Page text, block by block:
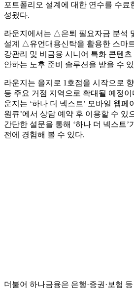
포트폴리오 설계에 대한 연수를 수료
성됐다.
라운지에서는 △은퇴 필요자금 분석
설계 △유언대용신탁을 활용한 스마
강관리 및 비금융 시니어 특화 콘텐츠
안하는 노후 준비 솔루션을 받을 수
라운지는 을지로 1호점을 시작으로
등 주요 거점 지역으로 확대될 예정이
운지는 ‘하나 더 넥스트’ 모바일 웹페
원큐’에서 상담 예약 후 이용할 수 있
간단한 설문을 통해 ‘하나 더 넥스트
전에 경험해 볼 수 있다.
더불어 하나금융은 은행·증권·보험